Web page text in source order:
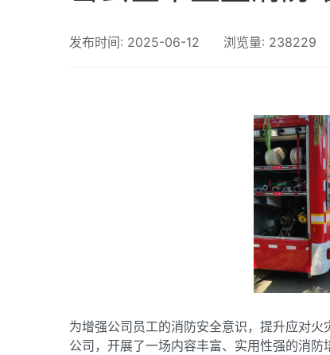
发布时间: 2025-06-12 浏览量: 238229
为增强公司员工的消防安全意识，提升应对
公司，开展了一场内容丰富、实用性强的消